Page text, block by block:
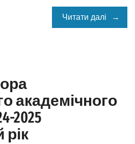
Читати далі
академічного
2025